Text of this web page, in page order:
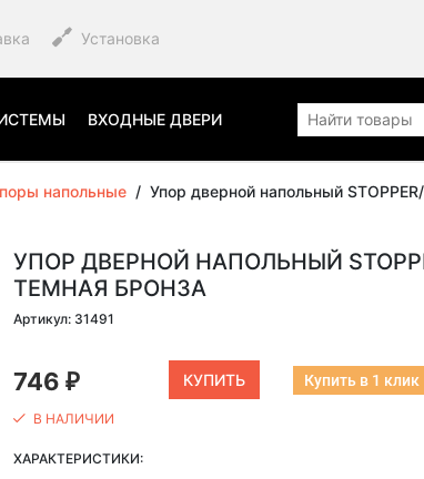
Установка
ВХОДНЫЕ ДВЕРИ
напольные / Упор дверной напольный
УПОР ДВЕРНОЙ НАПОЛЬНЫЙ
ТЕМНАЯ БРОНЗА
Артикул: 31491
746 ₽ Купить в 1 клик
В НАЛИЧИИ
ХАРАКТЕРИСТИКИ: